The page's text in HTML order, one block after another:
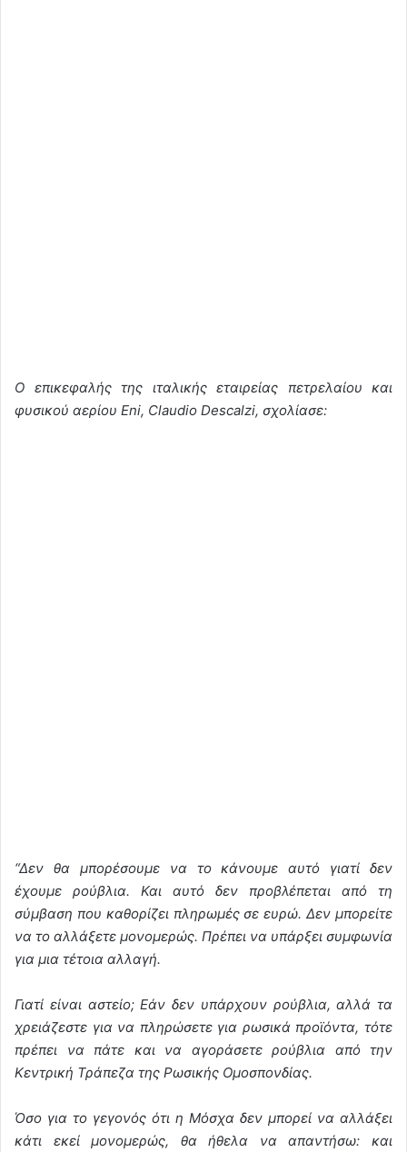
Ο επικεφαλής της ιταλικής εταιρείας πετρελαίου και
φυσικού αερίου Eni, Claudio Descalzi, σχολίασε:
“Δεν θα μπορέσουμε να το κάνουμε αυτό γιατί δεν
έχουμε ρούβλια. Και αυτό δεν προβλέπεται από τη
σύμβαση που καθορίζει πληρωμές σε ευρώ. Δεν μπορείτε
να το αλλάξετε μονομερώς. Πρέπει να υπάρξει συμφωνία
για μια τέτοια αλλαγή.
Γιατί είναι αστείο; Εάν δεν υπάρχουν ρούβλια, αλλά τα
χρειάζεστε για να πληρώσετε για ρωσικά προϊόντα, τότε
πρέπει να πάτε και να αγοράσετε ρούβλια από την
Κεντρική Τράπεζα της Ρωσικής Ομοσπονδίας.
Όσο για το γεγονός ότι η Μόσχα δεν μπορεί να αλλάξει
κάτι εκεί μονομερώς, θα ήθελα να απαντήσω: και